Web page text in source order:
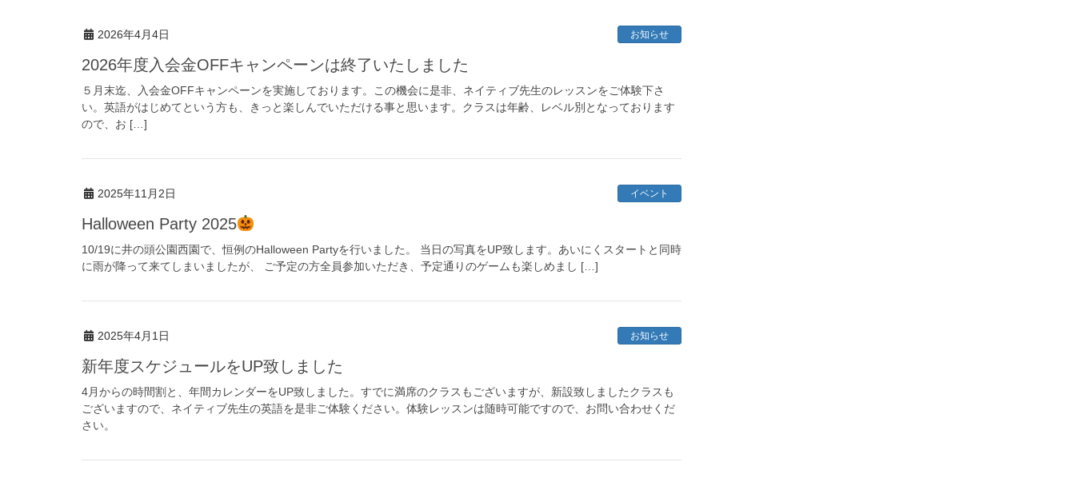
2026年4月4日 お知らせ
2026年度入会金OFFキャンペーンは終了いたしました
５月末迄、入会金OFFキャンペーンを実施しております。この機会に是非、ネイティブ先生のレッスンをご体験下さ
い。英語がはじめてという方も、きっと楽しんでいただける事と思います。クラスは年齢、レベル別となっております
ので、お […]
2025年11月2日 イベント
Halloween Party 2025
10/19に井の頭公園西園で、恒例のHalloween Partyを行いました。 当日の写真をUP致します。あいにくスタートと同時
に雨が降って来てしまいましたが、 ご予定の方全員参加いただき、予定通りのゲームも楽しめまし […]
2025年4月1日 お知らせ
新年度スケジュールをUP致しました
4月からの時間割と、年間カレンダーをUP致しました。すでに満席のクラスもございますが、新設致しましたクラスも
ございますので、ネイティブ先生の英語を是非ご体験ください。体験レッスンは随時可能ですので、お問い合わせくだ
さい。